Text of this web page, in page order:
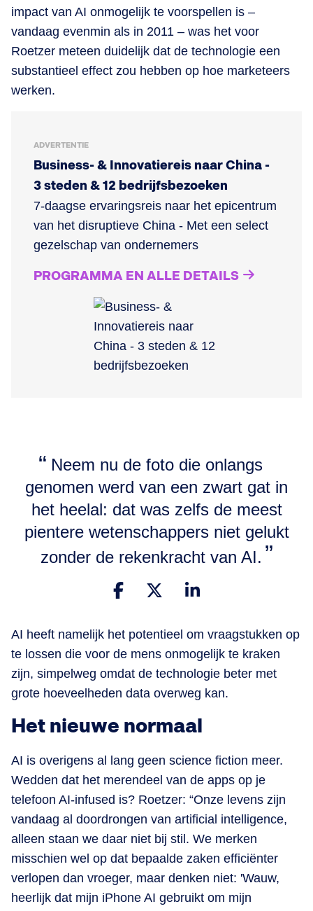
impact van AI onmogelijk te voorspellen is –
vandaag evenmin als in 2011 – was het voor
Roetzer meteen duidelijk dat de technologie een
substantieel effect zou hebben op hoe marketeers
werken.
ADVERTENTIE
Business- & Innovatiereis naar China -
3 steden & 12 bedrijfsbezoeken
7-daagse ervaringsreis naar het epicentrum
van het disruptieve China - Met een select
gezelschap van ondernemers
PROGRAMMA EN ALLE DETAILS
Neem nu de foto die onlangs
genomen werd van een zwart gat in
het heelal: dat was zelfs de meest
pientere wetenschappers niet gelukt
zonder de rekenkracht van AI.
AI heeft namelijk het potentieel om vraagstukken op
te lossen die voor de mens onmogelijk te kraken
zijn, simpelweg omdat de technologie beter met
grote hoeveelheden data overweg kan.
Het nieuwe normaal
AI is overigens al lang geen science fiction meer.
Wedden dat het merendeel van de apps op je
telefoon AI-infused is? Roetzer: “Onze levens zijn
vandaag al doordrongen van artificial intelligence,
alleen staan we daar niet bij stil. We merken
misschien wel op dat bepaalde zaken efficiënter
verlopen dan vroeger, maar denken niet: 'Wauw,
heerlijk dat mijn iPhone AI gebruikt om mijn